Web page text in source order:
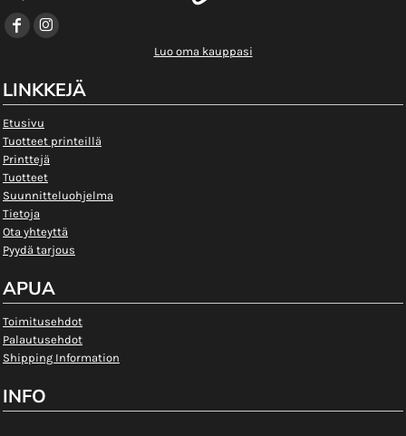
Luo oma kauppasi
LINKKEJÄ
Etusivu
Tuotteet printeillä
Printtejä
Tuotteet
Suunnitteluohjelma
Tietoja
Ota yhteyttä
Pyydä tarjous
APUA
Toimitusehdot
Palautusehdot
Shipping Information
INFO